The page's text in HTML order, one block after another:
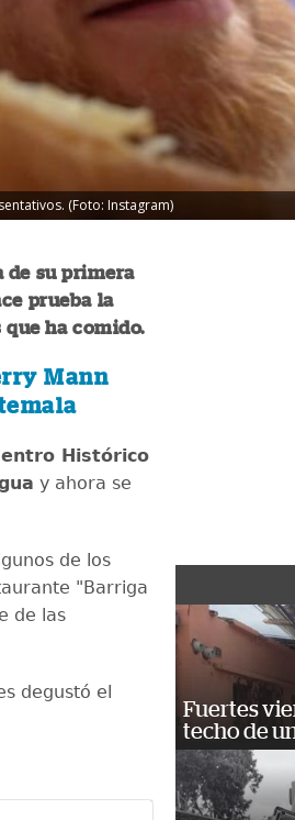
(Foto: Instagram)
de su primera
prueba la
ha comido.
Mann
Histórico
y ahora se
de los
"Barriga
de las
degustó el
Fuertes
techo de